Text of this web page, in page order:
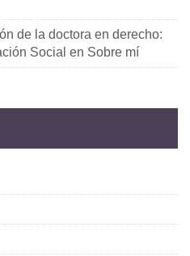
de la doctora en derecho:
Social en Sobre mí